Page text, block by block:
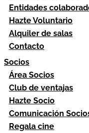
Entidades
Hazte Voluntario
Alquiler de salas
Contacto
Socios
Área Socios
Club de ventajas
Hazte Socio
Comunicación
Regala cine